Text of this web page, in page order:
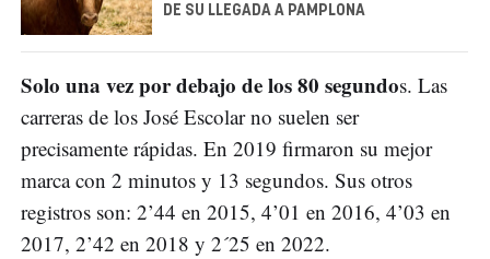
DE SU LLEGADA A PAMPLONA
Solo una vez por debajo de los 80 segundos. Las
carreras de los José Escolar no suelen ser
precisamente rápidas. En 2019 firmaron su mejor
marca con 2 minutos y 13 segundos. Sus otros
registros son: 2’44 en 2015, 4’01 en 2016, 4’03 en
2017, 2’42 en 2018 y 2´25 en 2022.